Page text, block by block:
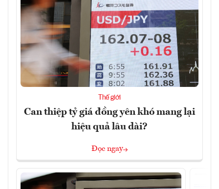
Thế giới
Can thiệp tỷ giá đồng yên khó mang lại
hiệu quả lâu dài?
Đọc ngay